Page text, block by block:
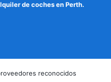
de coches en Perth.
reconocidos